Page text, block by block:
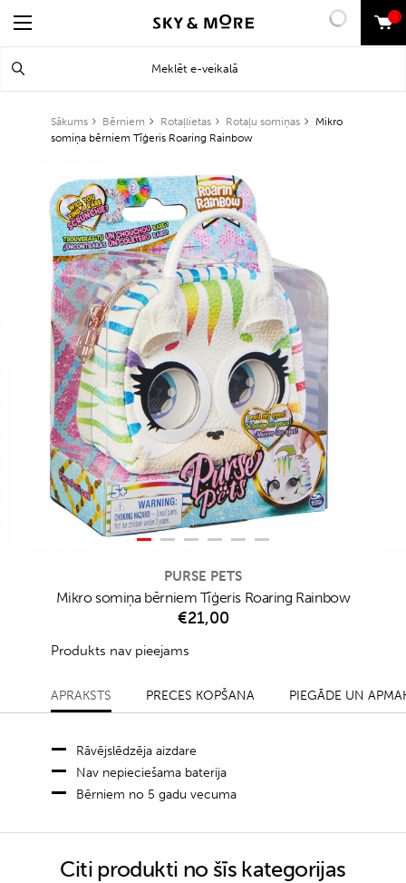
0
Sākums Bērniem Rotaļlietas Rotaļu somiņas
Mikro
somiņa bērniem Tīģeris Roaring Rainbow
PURSE PETS
Mikro somiņa bērniem Tīģeris Roaring Rainbow
€21,00
Produkts nav pieejams
APRAKSTS PRECES KOPŠANA PIEGĀDE UN
Rāvējslēdzēja aizdare
Nav nepieciešama baterija
Bērniem no 5 gadu vecuma
Citi produkti no šīs kategorijas